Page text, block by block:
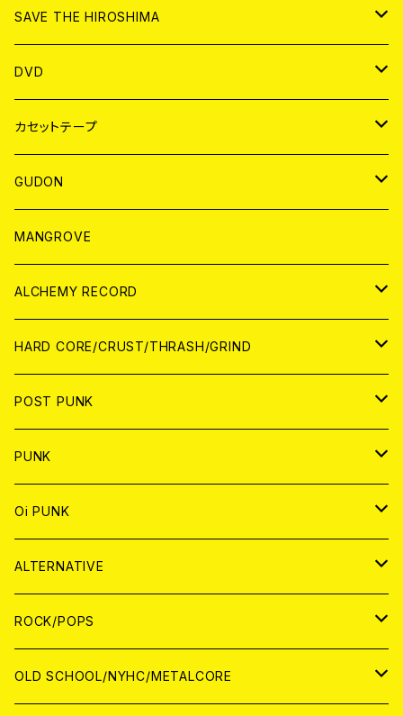
ANALOG
CD
ANALOG
SAVE THE HIROSHIMA
アパレル
BADGE
DVD
JAPAN
WORLD
カセットテープ
JAPAN
WORLD
GUDON
アパレル
PATCH
アナログ
DIGITAL CONTENTS
MANGROVE
ALCHEMY RECORD
CD
ANALOG
HARD CORE/CRUST/THRASH/GRIND
JAPAN
CD
ANALOG
WORLD
CD
ANALOG
POST PUNK
CD
JAPAN
WORLD
ANALOG
JAPAN
WORLD
PUNK
JAPAN
CD
ANALOG
WORLD
CD
ANALOG
Oi PUNK
JAPAN
CD
ANALOG
WOLRD
CD
ALTERNATIVE
JAPAN
CD
WORLD
ROCK/POPS
JAPAN
OLD SCHOOL/NYHC/METALCORE